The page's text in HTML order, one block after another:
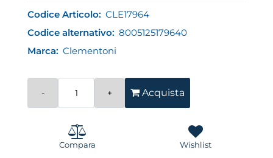
Codice Articolo: CLE17964
Codice alternativo: 8005125179640
Marca: Clementoni
Acquista
Compara Wishlist